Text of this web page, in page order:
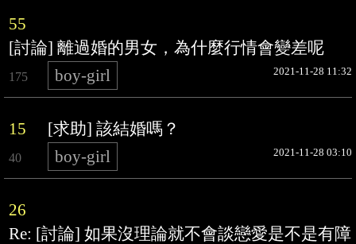
55
[討論] 離過婚的男女，為什麼行情會變差呢
175 boy-girl 2021-11-28 11:32
15 [求助] 該結婚嗎？
40 boy-girl 2021-11-28 03:10
26
Re: [討論] 如果沒理論就不會談戀愛是不是有障